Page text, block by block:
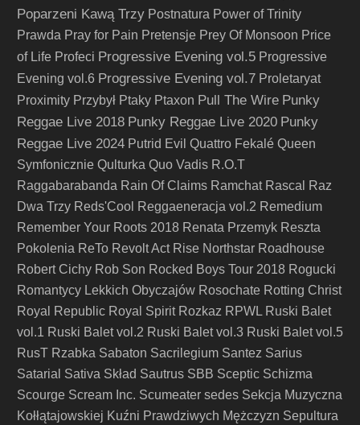
Poparzeni Kawą Trzy Postnatura Power of Trinity
Prawda Pray for Pain Pretensje Prey Of Monsoon Price
of Life Profeci Progressive Evening vol.5 Progressive
Evening vol.6 Progressive Evening vol.7 Proletaryat
Proximity Przybył Ptaky Ptaxon Pull The Wire Punky
Reggae Live 2018 Punky Reggae Live 2020 Punky
Reggae Live 2024 Putrid Evil Quattro Fekalé Queen
Symfonicznie Qulturka Quo Vadis R.O.T
Raggabarabanda Rain Of Claims Ramchat Rascal
Raz
Dwa Trzy Reds'Cool Reggaeneracja vol.2 Remedium
Remember Your Roots 2018 Renata Przemyk Reszta
Pokolenia ReTo Revolt Act Rise Northstar Roadhouse
Robert Cichy Rob Son Rocked Boys Tour 2018 Rogucki
Romantycy Lekkich Obyczajów Rosochate Rotting Christ
Royal Republic Royal Spirit Rozkaz RPWL Ruski Balet
vol.1 Ruski Balet vol.2 Ruski Balet vol.3 Ruski Balet vol.5
RusT Rzabka Sabaton Sacrilegium Santez Sarius
Satarial Sativa Skład Sautrus SBB Sceptic Schizma
Scourge Scream Inc. Scumeater sedes Sekcja Muzyczna
Kołłątajowskiej Kuźni Prawdziwych Mężczyzn Sepultura